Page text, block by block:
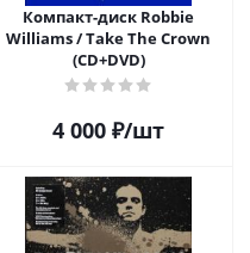
Компакт-диск Robbie
Williams / Take The Crown
(CD+DVD)
4 000 ₽/шт